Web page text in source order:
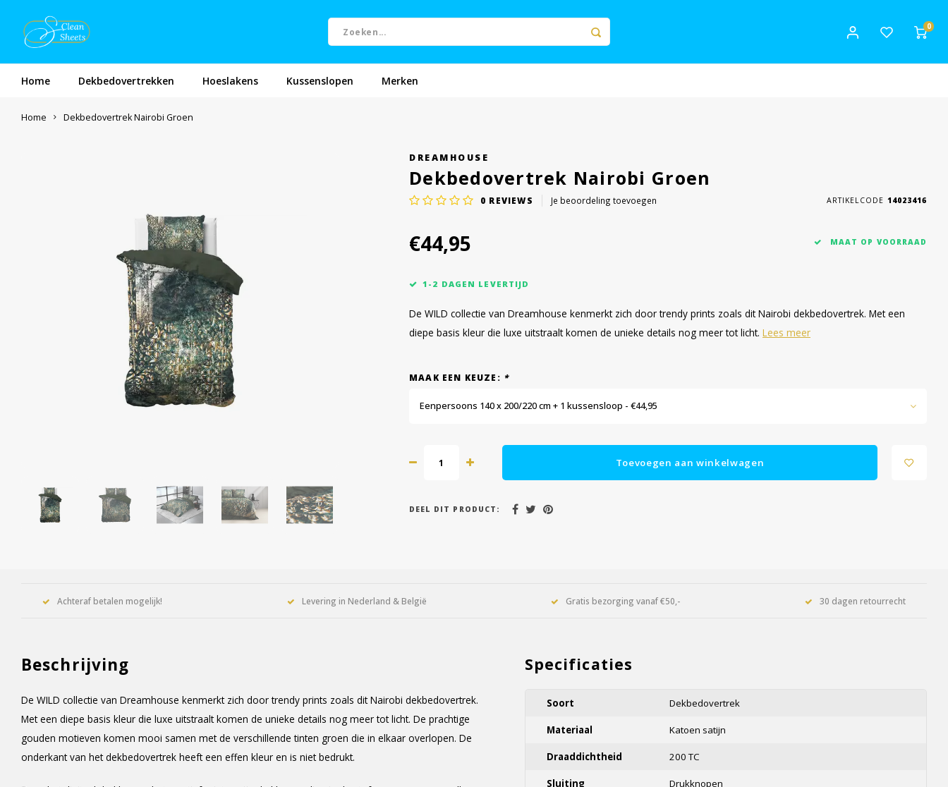
0
Home Dekbedovertrekken Hoeslakens Kussenslopen Merken
Home Dekbedovertrek Nairobi Groen
DREAMHOUSE
Dekbedovertrek Nairobi Groen
0 REVIEWS Je beoordeling toevoegen ARTIKELCODE 14023416
€44,95 MAAT OP VOORRAAD
1-2 DAGEN LEVERTIJD
De WILD collectie van Dreamhouse kenmerkt zich door trendy prints zoals dit Nairobi dekbedovertrek. Met een
diepe basis kleur die luxe uitstraalt komen de unieke details nog meer tot licht. Lees meer
MAAK EEN KEUZE: *
Eenpersoons 140 x 200/220 cm + 1 kussensloop - €44,95
Toevoegen aan winkelwagen
DEEL DIT PRODUCT:
Achteraf betalen mogelijk! Levering in Nederland & België Gratis bezorging vanaf €50,- 30 dagen retourrecht
Beschrijving
De WILD collectie van Dreamhouse kenmerkt zich door trendy prints zoals dit Nairobi dekbedovertrek.
Met een diepe basis kleur die luxe uitstraalt komen de unieke details nog meer tot licht. De prachtige
gouden motieven komen mooi samen met de verschillende tinten groen die in elkaar overlopen. De
onderkant van het dekbedovertrek heeft een effen kleur en is niet bedrukt.
Specificaties
Soort Dekbedovertrek
Materiaal Katoen satijn
Draaddichtheid 200 TC
Sluiting Drukknopen